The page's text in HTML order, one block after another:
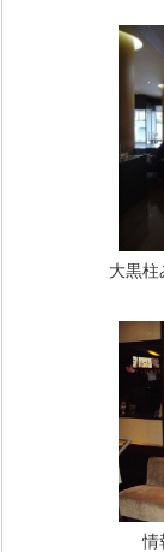
大黒柱
情